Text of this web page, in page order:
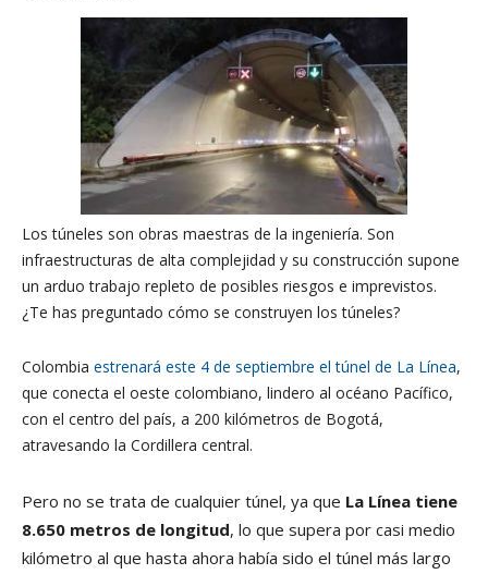
Los túneles son obras maestras de la ingeniería. Son
infraestructuras de alta complejidad y su construcción supone
un arduo trabajo repleto de posibles riesgos e imprevistos.
¿Te has preguntado cómo se construyen los túneles?
Colombia estrenará este 4 de septiembre el túnel de La Línea,
que conecta el oeste colombiano, lindero al océano Pacífico,
con el centro del país, a 200 kilómetros de Bogotá,
atravesando la Cordillera central.
Pero no se trata de cualquier túnel, ya que La Línea tiene
8.650 metros de longitud, lo que supera por casi medio
kilómetro al que hasta ahora había sido el túnel más largo